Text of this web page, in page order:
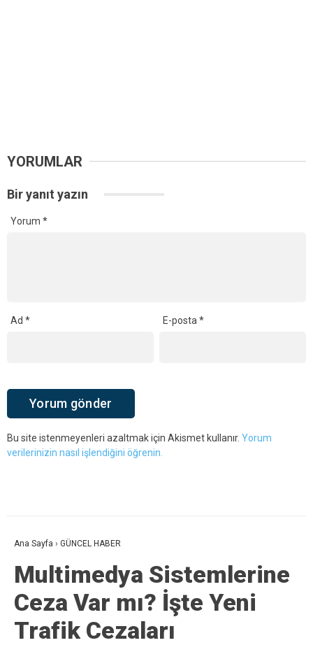
YORUMLAR
Bir yanıt yazın
Yorum *
Ad * E-posta*
Bu site istenmeyenleri azaltmak için Akismet kullanır. Yorum
verilerinizin nasıl işlendiğini öğrenin.
Ana Sayfa › GÜNCEL HABER
Multimedya Sistemlerine
Ceza Var mı? İşte Yeni
Trafik Cezaları